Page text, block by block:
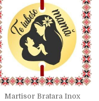
Martisor Bratara Inox